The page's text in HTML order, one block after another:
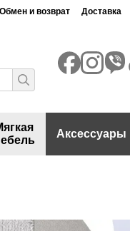
Обмен и возврат Доставка
Аксессуары